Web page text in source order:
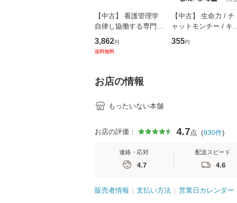
【中古】 看護管理学
自律し協働する専門職
の看護マネジメントス
キル 改訂第3版 (看護
堂 [単行
3,862円
送料無料
【中古】 生命力 / チ
ャットモンチー / キュ
ーンレコード [CD]
【メール便送料無料】
355円
お店の情報
もったいない本舗
お店の評価： 4.7点 (830件)
連絡・応対
4.7
配送スピード
4.6
販売者情報 支払い方法 営業日カレンダー